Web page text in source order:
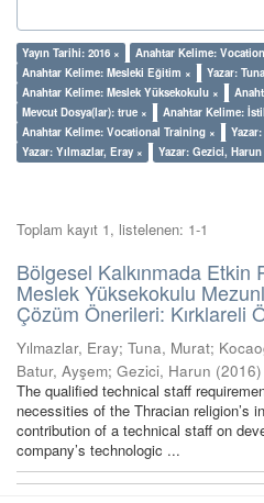
Yayın Tarihi: 2016 ×
Anahtar Kelime:
Anahtar Kelime: Mesleki Eğitim ×
Yazar:
Anahtar Kelime: Meslek Yüksekokulu ×
Mevcut Dosya(lar): true ×
Anahtar Kelime:
Anahtar Kelime: Vocational Training ×
Yazar: Yılmazlar, Eray ×
Yazar: Gezici, Harun
Toplam kayıt 1, listelenen: 1-1
Bölgesel Kalkınmada Etkin
Meslek Yüksekokulu
Çözüm Önerileri: Kırklareli
Yılmazlar, Eray; Tuna, Murat;
Batur, Ayşem; Gezici, Harun (2016)
The qualified technical staff
necessities of the Thracian religion’s
contribution of a technical staff on
company’s technologic ...